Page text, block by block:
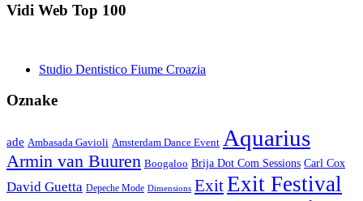
Vidi Web Top 100
Studio Dentistico Fiume Croazia
Oznake
ade Ambasada Gavioli Amsterdam Dance Event Aquarius
Armin van Buuren Boogaloo Brija Dot Com Sessions Carl Cox
David Guetta Depeche Mode Dimensions ExitExit Festival